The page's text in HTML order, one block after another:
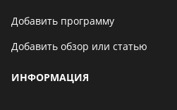
Добавить программу
Добавить обзор или статью
ИНФОРМАЦИЯ